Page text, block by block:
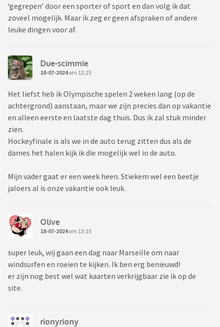
‘gegrepen’ door een sporter of sport en dan volg ik dat
zoveel mogelijk. Maar ik zeg er geen afspraken of andere
leuke dingen voor af.
Due-scimmie
18-07-2024om 12:25
Het liefst heb ik Olympische spelen 2 weken lang (op de
achtergrond) aanstaan, maar we zijn precies dan op vakantie
en alleen eerste en laatste dag thuis. Dus ik zal stuk minder
zien.
Hockeyfinale is als we in de auto terug zitten dus als de
dames het halen kijk ik die mogelijk wel in de auto.
Mijn vader gaat er een week heen. Stiekem wel een beetje
jaloers al is onze vakantie ook leuk.
Olive
18-07-2024om 13:15
super leuk, wij gaan een dag naar Marseille om naar
windsurfen en roeien te kijken. Ik ben erg benieuwd!
er zijn nog best wel wat kaarten verkrijgbaar zie ik op de
site.
rionyriony